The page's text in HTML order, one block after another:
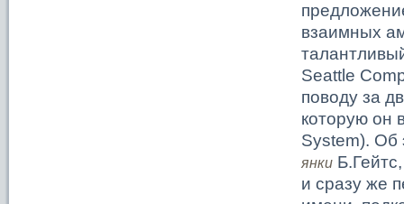
взаимных
Seattle
поводу за
которую он
System).
янки
и сразу же